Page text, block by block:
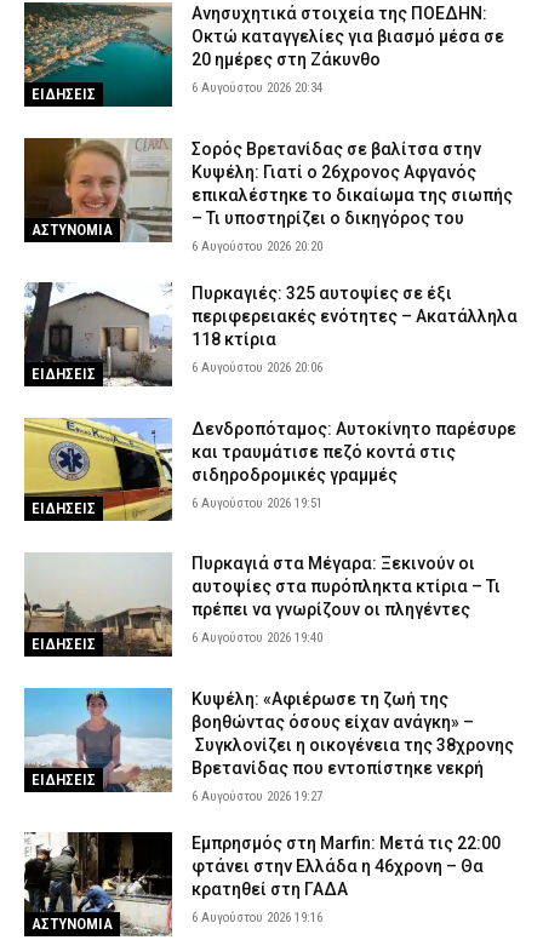
ΕΙΔΗΣΕΙΣ
Ανησυχητικά στοιχεία της ΠΟΕΔΗΝ:
Οκτώ καταγγελίες για βιασμό μέσα σε
20 ημέρες στη Ζάκυνθο
6 Αυγούστου 2026 20:34
ΑΣΤΥΝΟΜΙΑ
Σορός Βρετανίδας σε βαλίτσα στην
Κυψέλη: Γιατί ο 26χρονος Αφγανός
επικαλέστηκε το δικαίωμα της σιωπής
– Τι υποστηρίζει ο δικηγόρος του
6 Αυγούστου 2026 20:20
ΕΙΔΗΣΕΙΣ
Πυρκαγιές: 325 αυτοψίες σε έξι
περιφερειακές ενότητες – Ακατάλληλα
118 κτίρια
6 Αυγούστου 2026 20:06
ΕΙΔΗΣΕΙΣ
Δενδροπόταμος: Αυτοκίνητο παρέσυρε
και τραυμάτισε πεζό κοντά στις
σιδηροδρομικές γραμμές
6 Αυγούστου 2026 19:51
ΕΙΔΗΣΕΙΣ
Πυρκαγιά στα Μέγαρα: Ξεκινούν οι
αυτοψίες στα πυρόπληκτα κτίρια – Τι
πρέπει να γνωρίζουν οι πληγέντες
6 Αυγούστου 2026 19:40
ΕΙΔΗΣΕΙΣ
Κυψέλη: «Αφιέρωσε τη ζωή της
βοηθώντας όσους είχαν ανάγκη» –
Συγκλονίζει η οικογένεια της 38χρονης
Βρετανίδας που εντοπίστηκε νεκρή
6 Αυγούστου 2026 19:27
ΑΣΤΥΝΟΜΙΑ
Εμπρησμός στη Marfin: Μετά τις 22:00
φτάνει στην Ελλάδα η 46χρονη – Θα
κρατηθεί στη ΓΑΔΑ
6 Αυγούστου 2026 19:16